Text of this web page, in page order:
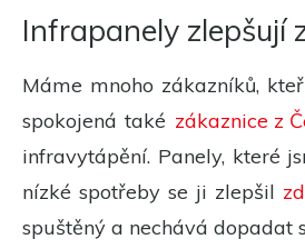
Infrapanely zlepšují
Máme mnoho zákazníků,
spokojená také zákaznice z
infravytápění. Panely, které
nízké spotřeby se ji zlepšil
spuštěný a nechává dopadat